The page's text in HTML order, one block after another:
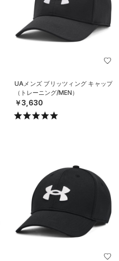
UAメンズ ブリッツィング キャップ
（トレーニング/MEN）
￥3,630